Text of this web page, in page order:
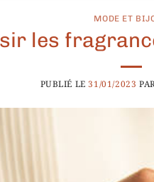
MODE ET
les
PUBLIÉ LE31/01/2023